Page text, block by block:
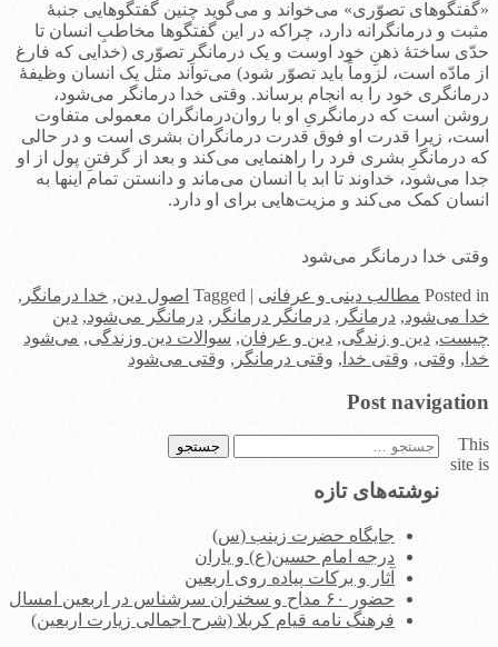
«گفتگوهای تصوّری» می‌خواند و می‌گوید چنین گفتگوهایی جنبۀ
مثبت و درمانگرانه دارد، چراکه در این گفتگوها مخاطبِ انسان تا
حدّی ساختۀ ذهنِ خود اوست و یک درمانگرِ تصوّری (خدایی که فارغ
از مادّه است، لزوماً باید تصوّر شود) می‌تواند مثل یک انسان وظیفۀ
درمانگری خود را به انجام برساند. وقتی خدا درمانگر می‌شود،
روشن است که درمانگریِ او با روان‌درمانگران معمولی متفاوت
است، زیرا قدرت او فوق قدرت درمانگران بشری‌ است و در حالی
که درمانگرِ بشری فرد را راهنمایی می‌کند و بعد از گرفتنِ پول از او
جدا می‌شود، خداوند تا ابد با انسان می‌ماند و دانستن تمام اینها به
انسان کمک می‌کند و مزیت‌هایی برای او دارد.
وقتی خدا درمانگر می‌شود
Posted in مطالب دینی و عرفانی |
Tagged اصول دین, خدا درمانگر ,
خدا می‌شود, درمانگر , درمانگر درمانگر , درمانگر می‌شود, دین
چیست, دین و زندگی, دین و عرفان, سوالات دین وزندگی, می‌شود
خدا , وقتی, وقتی خدا , وقتی درمانگر , وقتی می‌شود
Post navigation
جستجو
نوشته‌های تازه
جایگاه حضرت زینب (س)
درجه امام حسین(ع) و یاران
آثار و برکات پیاده روی اربعین
حضور ۶۰ مداح و سخنران سرشناس در اربعین امسال
فرهنگ نامه قیام کربلا (شرح اجمالی زیارت اربعین)
This
site is